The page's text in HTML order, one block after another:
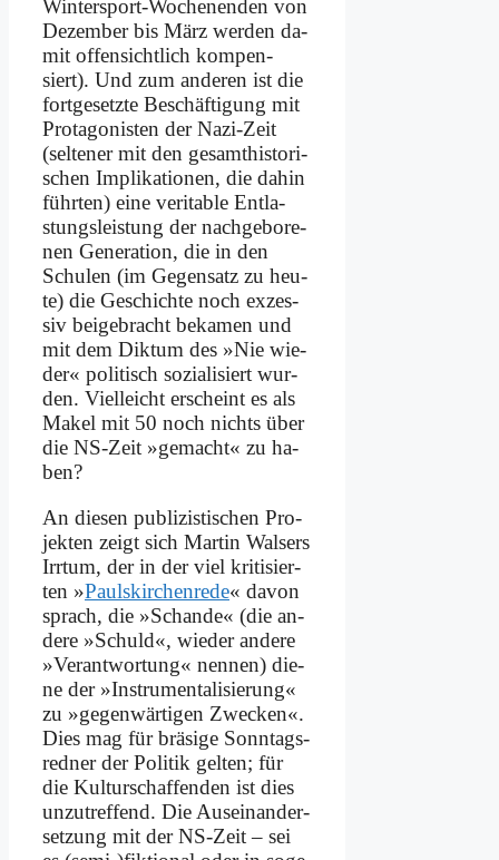
Win­ter­sport-Wo­chen­en­den von
De­zem­ber bis März wer­den da­
mit of­fen­sicht­lich kom­pen­
siert). Und zum an­de­ren ist die
fort­ge­setz­te Be­schäf­ti­gung mit
Prot­ago­ni­sten der Na­zi-Zeit
(sel­te­ner mit den ge­samt­hi­sto­ri­
schen Im­pli­ka­tio­nen, die da­hin
führ­ten) ei­ne ve­ri­ta­ble Ent­la­
stungs­lei­stung der nach­ge­bo­re­
nen Ge­ne­ra­ti­on, die in den
Schu­len (im Ge­gen­satz zu heu­
te) die Ge­schich­te noch ex­zes­
siv bei­gebracht be­ka­men und
mit dem Dik­tum des »Nie wie­
der« po­li­tisch so­zia­li­siert wur­
den. Viel­leicht er­scheint es als
Ma­kel mit 50 noch nichts über
die NS-Zeit »ge­macht« zu ha­
ben?
An die­sen pu­bli­zi­sti­schen Pro­
jek­ten zeigt sich Mar­tin Walsers
Irr­tum, der in der viel kri­ti­sier­
ten »Pauls­kir­chen­re­de« da­von
sprach, die »Schan­de« (die an­
de­re »Schuld«, wie­der an­de­re
»Ver­ant­wor­tung« nen­nen) die­
ne der »In­stru­men­ta­li­sie­rung«
zu »ge­gen­wär­ti­gen Zwecken«.
Dies mag für brä­si­ge Sonn­tags­
red­ner der Po­li­tik gel­ten; für
die Kul­tur­schaf­fen­den ist dies
un­zu­tref­fend. Die Aus­ein­an­der­
set­zung mit der NS-Zeit – sei